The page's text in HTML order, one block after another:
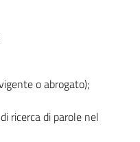
o abrogato);
ricerca di parole nel